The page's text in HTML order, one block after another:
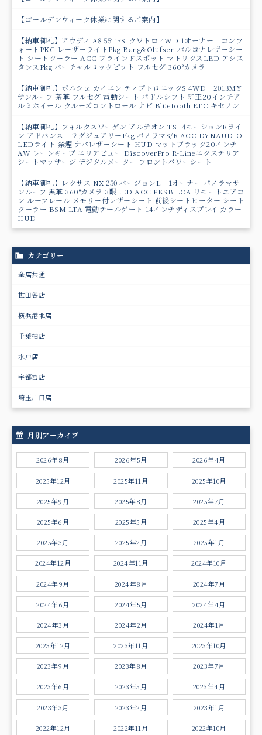
【ゴールデンウィーク休業に関するご案内】
【納車御礼】アウディ A8 55TFSIクワトロ 4WD 1オーナー コンフ
ォートPKG レーザーライトPkg Bang&Olufsen パルコナレザーシー
ト シートクーラー ACC ブラインドスポット マトリクスLED アシス
タンスPkg バーチャルコックピット フルセグ 360°カメラ
【納車御礼】ポルシェ カイエン ティプトロニックS 4WD 2013MY
サンルーフ 茶革 フルセグ 電動シート パドルシフト 純正20インチア
ルミホイール クルーズコントロール ナビ Bluetooth ETC キセノン
【納車御礼】フォルクスワーゲン アルテオン TSI 4モーションRライ
ン アドバンス ラグジュアリーPkg パノラマS/R ACC DYNAUDIO
LEDライト 禁煙 ナパレザーシート HUD マットブラック20インチ
AW レーンキープ エリアビュー DiscoverPro R-Lineエクステリア
シートマッサージ デジタルメーター フロントパワーシート
【納車御礼】レクサス NX 250 バージョンL 1オーナー パノラマサ
ンルーフ 黒革 360°カメラ 3眼LED ACC PKSB LCA リモートエアコ
ン ルーフレール メモリー付レザーシート 前後シートヒーター シート
クーラー BSM LTA 電動テールゲート 14インチディスプレイ カラー
HUD
カテゴリー
全店共通
世田谷店
横浜港北店
千葉柏店
水戸店
宇都宮店
埼玉川口店
月別アーカイブ
2026年8月 2026年5月 2026年4月
2025年12月 2025年11月 2025年10月
2025年9月 2025年8月 2025年7月
2025年6月 2025年5月 2025年4月
2025年3月 2025年2月 2025年1月
2024年12月 2024年11月 2024年10月
2024年9月 2024年8月 2024年7月
2024年6月 2024年5月 2024年4月
2024年3月 2024年2月 2024年1月
2023年12月 2023年11月 2023年10月
2023年9月 2023年8月 2023年7月
2023年6月 2023年5月 2023年4月
2023年3月 2023年2月 2023年1月
2022年12月 2022年11月 2022年10月